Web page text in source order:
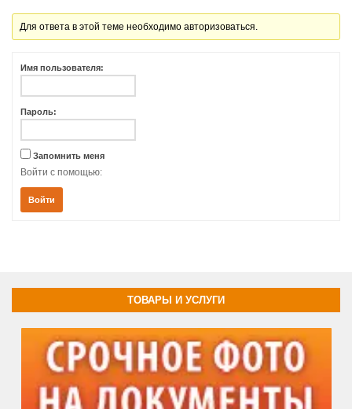
Для ответа в этой теме необходимо авторизоваться.
Имя пользователя:
Пароль:
Запомнить меня
Войти с помощью:
Войти
ТОВАРЫ И УСЛУГИ